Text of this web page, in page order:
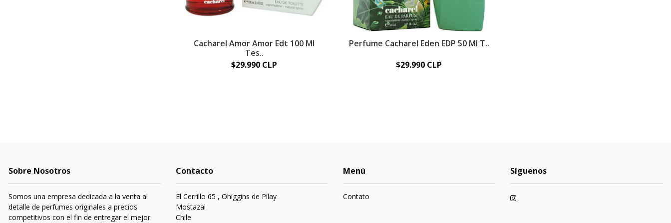
Cacharel Amor Amor Edt 100 Ml
Tes..
$29.990 CLP
Perfume Cacharel Eden EDP 50 Ml T..
$29.990 CLP
Sobre Nosotros
Somos una empresa dedicada a la venta al
detalle de perfumes originales a precios
competitivos con el fin de entregar el mejor
Contacto
El Cerrillo 65 , Ohiggins de Pilay
Mostazal
Chile
Menú
Contato
Síguenos